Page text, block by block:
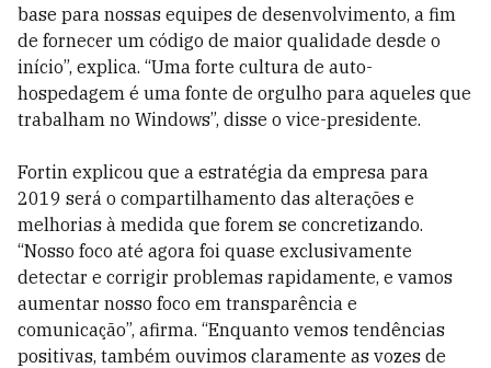
base para nossas equipes de desenvolvimento, a fim
de fornecer um código de maior qualidade desde o
início”, explica. “Uma forte cultura de auto-
hospedagem é uma fonte de orgulho para aqueles que
trabalham no Windows”, disse o vice-presidente.
Fortin explicou que a estratégia da empresa para
2019 será o compartilhamento das alterações e
melhorias à medida que forem se concretizando.
“Nosso foco até agora foi quase exclusivamente
detectar e corrigir problemas rapidamente, e vamos
aumentar nosso foco em transparência e
comunicação”, afirma. “Enquanto vemos tendências
positivas, também ouvimos claramente as vozes de